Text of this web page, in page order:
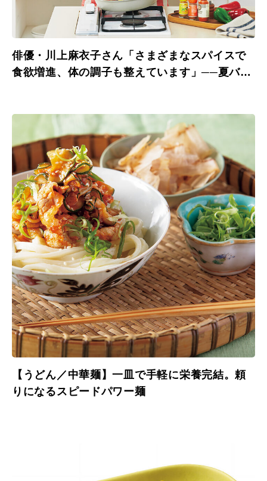
俳優・川上麻衣子さん「さまざまなスパイスで
食欲増進、体の調子も整えています」──夏バテ
【うどん／中華麺】一皿で手軽に栄養完結。頼
りになるスピードパワー麺